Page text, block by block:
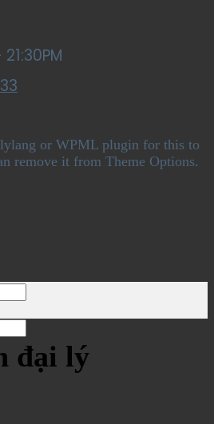
or WPML plugin for this to
remove it from Theme Options.
đại lý